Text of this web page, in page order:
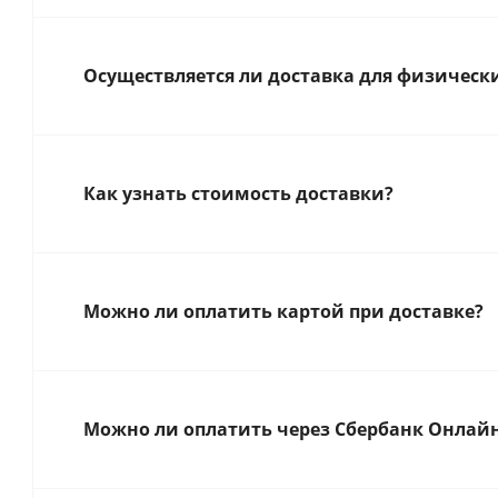
Осуществляется ли доставка для
Как узнать стоимость доставки?
Можно ли оплатить картой при доставке?
Можно ли оплатить через Сбербанк